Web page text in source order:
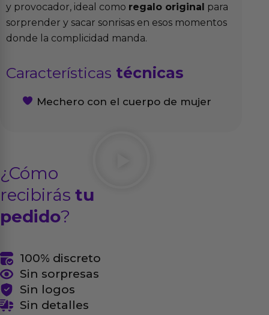
y provocador, ideal como regalo original para
sorprender y sacar sonrisas en esos momentos
donde la complicidad manda.
Características técnicas
Mechero con el cuerpo de mujer
¿Cómo
recibirás tu
pedido?
100% discreto
Sin sorpresas
Sin logos
Sin detalles